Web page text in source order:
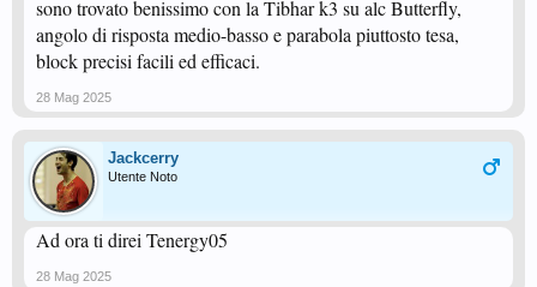
sono trovato benissimo con la Tibhar k3 su alc Butterfly,
angolo di risposta medio-basso e parabola piuttosto tesa,
block precisi facili ed efficaci.
28 Mag 2025
Jackcerry
Utente Noto
Ad ora ti direi Tenergy05
28 Mag 2025